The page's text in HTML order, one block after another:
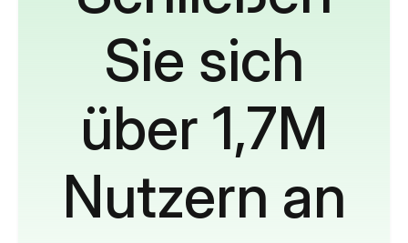
Sie sich
über 1,7M
Nutzern an